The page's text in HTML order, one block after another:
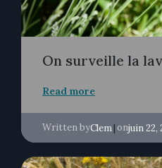
On surveille la
Read more
Written byClem| onjuin 22,